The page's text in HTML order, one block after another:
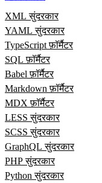
XML सुंदरकार
YAML सुंदरकार
TypeScript फ़ॉर्मैटर
SQL फ़ॉर्मैटर
Babel फ़ॉर्मैटर
Markdown फ़ॉर्मैटर
MDX फ़ॉर्मैटर
LESS सुंदरकार
SCSS सुंदरकार
GraphQL सुंदरकार
PHP सुंदरकार
Python सुंदरकार